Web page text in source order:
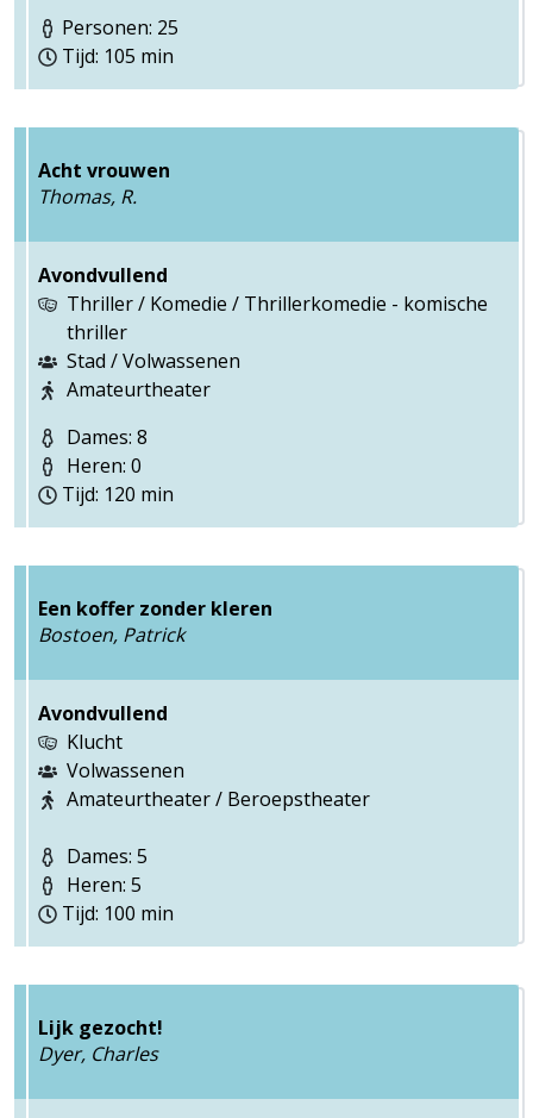
Personen: 25
Tijd: 105 min
Acht vrouwen
Thomas, R.
Avondvullend
Thriller / Komedie / Thrillerkomedie - komische
thriller
Stad / Volwassenen
Amateurtheater
Dames: 8
Heren: 0
Tijd: 120 min
Een koffer zonder kleren
Bostoen, Patrick
Avondvullend
Klucht
Volwassenen
Amateurtheater / Beroepstheater
Dames: 5
Heren: 5
Tijd: 100 min
Lijk gezocht!
Dyer, Charles